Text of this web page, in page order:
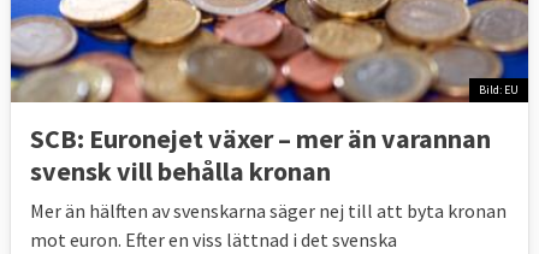
Bild: EU
SCB: Euronejet växer – mer än varannan
svensk vill behålla kronan
Mer än hälften av svenskarna säger nej till att byta kronan
mot euron. Efter en viss lättnad i det svenska